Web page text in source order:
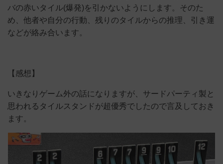
バの赤いタイル(爆発)を引かないようにします。そのた
め、他者や自分の行動、残りのタイルからの推理、引き運
などが絡み合います。
【感想】
いきなりゲーム外の話になりますが、サードパーティ製と
思われるタイルスタンドが超優秀でしたので言及しておき
ます。